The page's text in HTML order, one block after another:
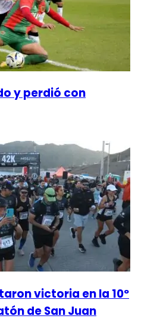
y perdió con
victoria en la 10º
de San Juan